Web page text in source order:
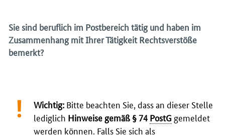
Sie sind beruflich im Postbereich tätig und haben im
Zusammenhang mit Ihrer Tätigkeit Rechtsverstöße
bemerkt?
Wichtig: Bitte beachten Sie, dass an dieser Stelle
lediglich Hinweise gemäß § 74 PostG gemeldet
werden können. Falls Sie sich als